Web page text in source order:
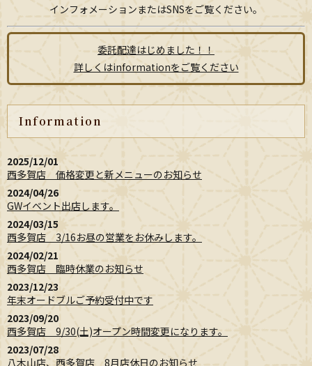
インフォメーションまたはSNSをご覧ください。
委託配達はじめました！！
詳しくはinformationをご覧ください
Information
2025/12/01
西多賀店 価格変更と新メニューのお知らせ
2024/04/26
GWイベント出店します。
2024/03/15
西多賀店 3/16お昼の営業をお休みします。
2024/02/21
西多賀店 臨時休業のお知らせ
2023/12/23
年末オードブルご予約受付中です
2023/09/20
西多賀店 9/30(土)オープン時間変更になります。
2023/07/28
八木山店、西多賀店 8月店休日のお知らせ